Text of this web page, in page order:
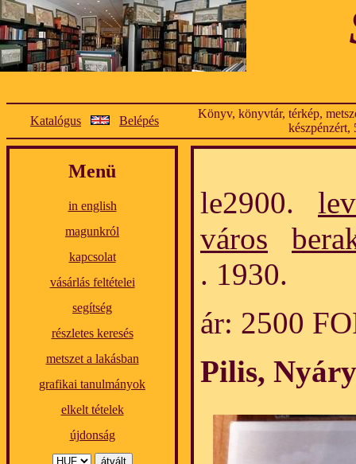
Katalógus Belépés
Könyv, könyvtár, térkép,
készpénzért,
Menü
in english
magunkról
kapcsolat
vásárlás feltételei
segítség
részletes keresés
metszet a lakásban
grafikai tanulmányok
elkelt tételek
újdonság
le2900.
város
. 1930.
ár: 2500
Pilis,